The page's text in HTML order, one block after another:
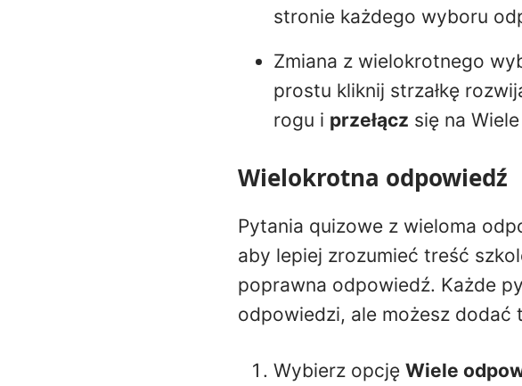
stronie każdego wyboru
Zmiana z wielokrotnego
prostu kliknij strzałkę
rogu i przełącz się na
Wielokrotna odpowiedź
Pytania quizowe z wieloma
aby lepiej zrozumieć treść
poprawna odpowiedź. Każde
odpowiedzi, ale możesz dodać
Wybierz opcję Wiele